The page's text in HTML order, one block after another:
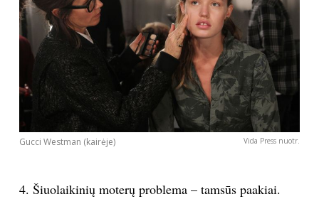
Gucci Westman (kairėje) Vida Press nuotr.
4. Šiuolaikinių moterų problema – tamsūs paakiai.